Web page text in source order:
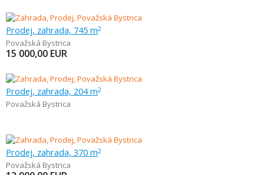
Prodej, zahrada, 745 m2
Považská Bystrica
15 000,00 EUR
Prodej, zahrada, 204 m2
Považská Bystrica
Prodej, zahrada, 370 m2
Považská Bystrica